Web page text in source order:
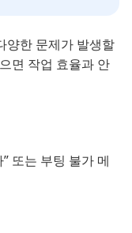
양한 문제가 발생할
면 작업 효율과 안
또는 부팅 불가 메